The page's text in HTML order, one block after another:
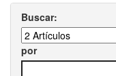
Buscar:
por